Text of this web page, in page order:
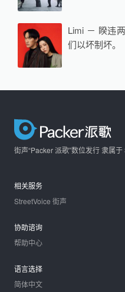
Limi － 睽违
们以坏制坏。
街声“Packer 派歌”数位发行 隶属于
相关服务
StreetVoice 街声
协助谘询
帮助中心
语言选择
简体中文